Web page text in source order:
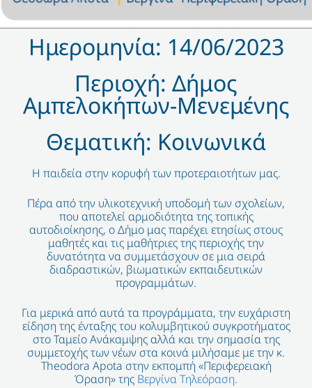
Ημερομηνία: 14/06/2023
Περιοχή: Δήμος
Αμπελοκήπων-Μενεμένης
Θεματική: Κοινωνικά
Η παιδεία στην κορυφή των προτεραιοτήτων μας.
Πέρα από την υλικοτεχνική υποδομή των σχολείων,
που αποτελεί αρμοδιότητα της τοπικής
αυτοδιοίκησης, ο Δήμο μας παρέχει ετησίως στους
μαθητές και τις μαθήτριες της περιοχής την
δυνατότητα να συμμετάσχουν σε μια σειρά
διαδραστικών, βιωματικών εκπαιδευτικών
προγραμμάτων.
Για μερικά από αυτά τα προγράμματα, την ευχάριστη
είδηση της ένταξης του κολυμβητικού συγκροτήματος
στο Ταμείο Ανάκαμψης αλλά και την σημασία της
συμμετοχής των νέων στα κοινά μιλήσαμε με την κ.
Theodora Apota στην εκπομπή «Περιφερειακή
Όραση» της Βεργίνα Τηλεόραση.